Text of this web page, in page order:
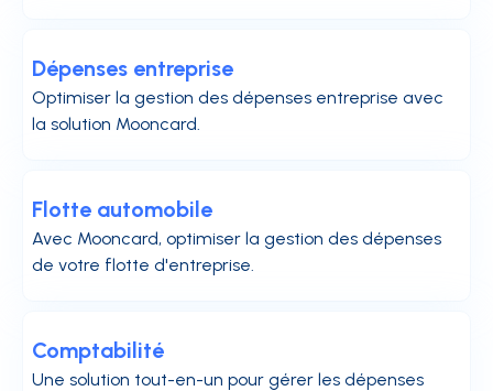
Dépenses entreprise
Optimiser la gestion des dépenses entreprise avec
la solution Mooncard.
Flotte automobile
Avec Mooncard, optimiser la gestion des dépenses
de votre flotte d'entreprise.
Comptabilité
Une solution tout-en-un pour gérer les dépenses